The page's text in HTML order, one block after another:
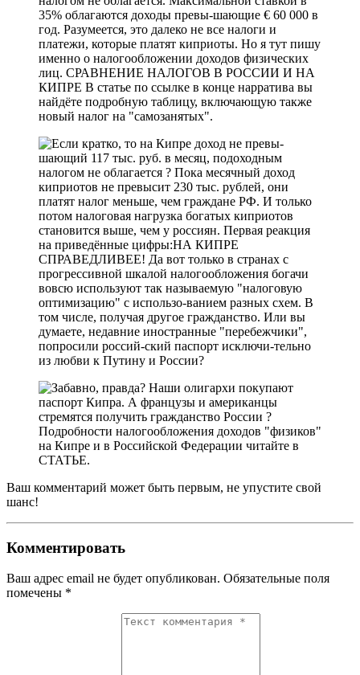
Ваш комментарий может быть первым, не упустите свой
шанс!
Комментировать
Ваш адрес email не будет опубликован. Обязательные поля
помечены *